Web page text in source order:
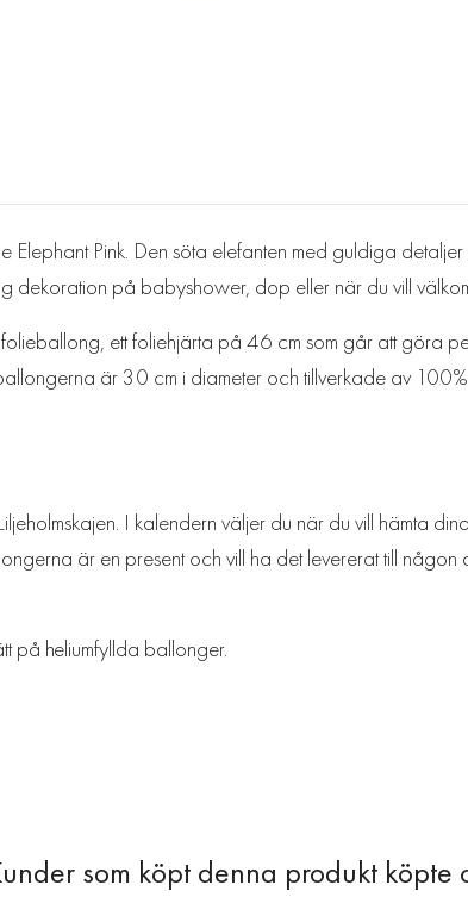
Elephant Pink. Den söta elefanten med guldiga
på babyshower, dop eller när du vill
ett foliehjärta på 46 cm som går att göra
är 30 cm i diameter och tillverkade av
I kalendern väljer du när du vill hämta
är en present och vill ha det levererat till
på heliumfyllda ballonger.